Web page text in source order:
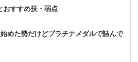
おすすめ技・弱点
めた勢だけどプラチナメダルで詰んで